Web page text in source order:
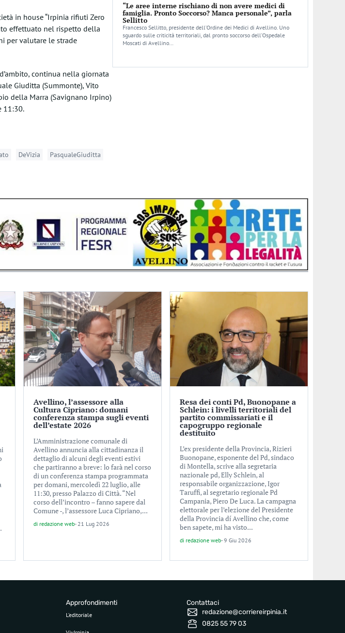
in house “Irpinia rifiuti Zero
effettuato nel rispetto della
per valutare le strade
continua nella giornata
Giuditta (Summonte), Vito
della Marra (Savignano Irpino)
11:30.
DeVizia PasqualeGiuditta
“Le aree interne rischiano di non avere medici di
famiglia. Pronto Soccorso? Manca personale”, parla
Sellitto
Francesco Sellitto, presidente dell’Ordine dei Medici di Avellino. Uno
sguardo sulle criticità territoriali, dal pronto soccorso dell’Ospedale
Moscati di Avellino…
Avellino, l’assessore alla
Cultura Cipriano: domani
conferenza stampa sugli eventi
dell’estate 2026
L’Amministrazione comunale di
Avellino annuncia alla cittadinanza il
dettaglio di alcuni degli eventi estivi
che partiranno a breve: lo farà nel corso
di un conferenza stampa programmata
per domani, mercoledì 22 luglio, alle
11:30, presso Palazzo di Città. “Nel
corso dell’incontro – fanno sapere dal
Comune -, l’assessore Luca Cipriano,...
di redazione web- 21 Lug 2026
Resa dei conti Pd, Buonopane a
Schlein: i livelli territoriali del
partito commissariati e il
capogruppo regionale
destituito
L’ex presidente della Provincia, Rizieri
Buonopane, esponente del Pd, sindaco
di Montella, scrive alla segretaria
nazionale pd, Elly Schlein, al
responsabile organizzazione, Igor
Taruffi, al segretario regionale Pd
Campania, Piero De Luca. La campagna
elettorale per l’elezione del Presidente
della Provincia dí Avellino che, come
ben sapete, mi ha visto...
di redazione web-9 Giu 2026
Approfondimenti
L’editoriale
Contattaci
redazione@corriereirpinia.it
0825 55 79 03